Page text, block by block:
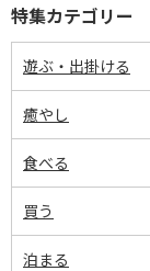
特集カテゴリー
遊ぶ・出掛ける
癒やし
食べる
買う
泊まる